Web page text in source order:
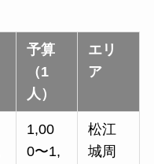
予算
（1
人）
エリ
ア
1,00
0〜1,
松江
城周